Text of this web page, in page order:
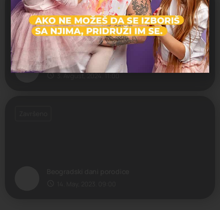
Svetska nedelja dojenja
3. Avgust, 2024. 11:00
Završeno